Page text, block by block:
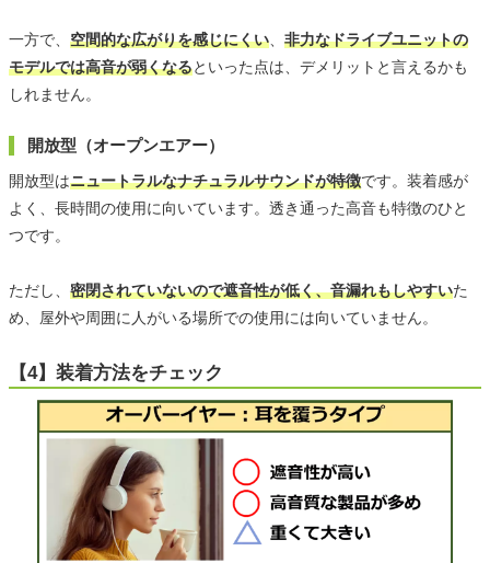
一方で、 空間的な広がりを感じにくい
非力なドライブユニットの
モデルでは高音が弱くなるといった点は、デメリットと言えるかも
しれません。
開放型（オープンエアー）
開放型はニュートラルなナチュラルサウンドが特徴です。装着感が
よく、長時間の使用に向いています。透き通った高音も特徴のひと
つです。
ただし、 密閉されていないので遮音性が低く、音漏れもしやすいた
め、屋外や周囲に人がいる場所での使用には向いていません。
【4】装着方法をチェック